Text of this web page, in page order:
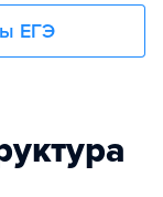
ЕГЭ